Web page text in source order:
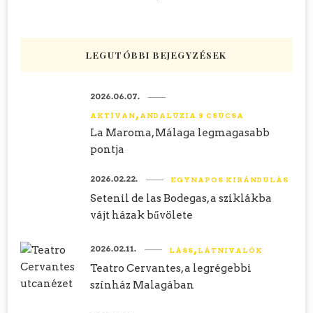
LEGUTÓBBI BEJEGYZÉSEK
AKTÍVAN ANDALÚZIA 8 CSÚCSA
La Maroma, Málaga legmagasabb
pontja
2026.06.07.
EGYNAPOS KIRÁNDULÁS
Setenil de las Bodegas, a sziklákba
vájt házak bűvölete
2026.02.22.
LÁSS LÁTNIVALÓK
Teatro Cervantes, a legrégebbi
színház Malagában
2026.02.11.